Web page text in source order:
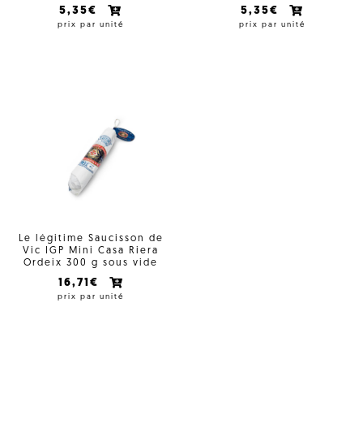
5,35€
prix par unité
5,35€
prix par unité
Le légitime Saucisson de
Vic IGP Mini Casa Riera
Ordeix 300 g sous vide
16,71€
prix par unité